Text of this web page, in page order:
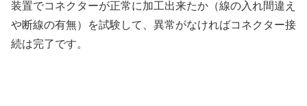
装置でコネクターが正常に加工出来たか（線の入れ間違え
や断線の有無）を試験して、異常がなければコネクター接
続は完了です。